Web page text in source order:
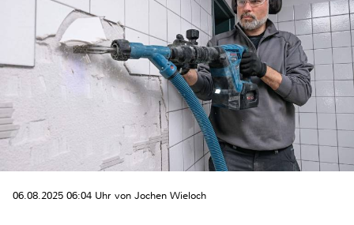
06.08.2025 06:04 Uhr von Jochen Wieloch